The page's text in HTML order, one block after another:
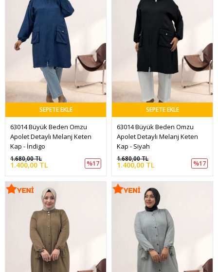
SEPETE EKLE
63014 Büyük Beden Omzu
Apolet Detaylı Melanj Keten
Kap - İndigo
1.400,00 TL
1.680,00 TL
%17
SEPETE EKLE
63014 Büyük Beden Omzu
Apolet Detaylı Melanj Keten
Kap - Siyah
1.400,00 TL
1.680,00 TL
%17